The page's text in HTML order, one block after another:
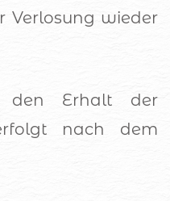
Verlosung wieder
den Erhalt der
nach dem